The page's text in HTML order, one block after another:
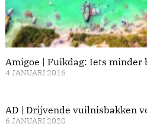
Amigoe | Fuikdag: Iets minder
4 JANUARI 2016
AD | Drijvende vuilnisbakken
6 JANUARI 2020